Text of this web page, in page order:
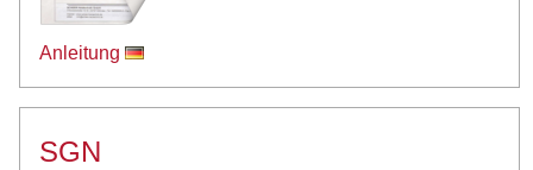
Anleitung
SGN